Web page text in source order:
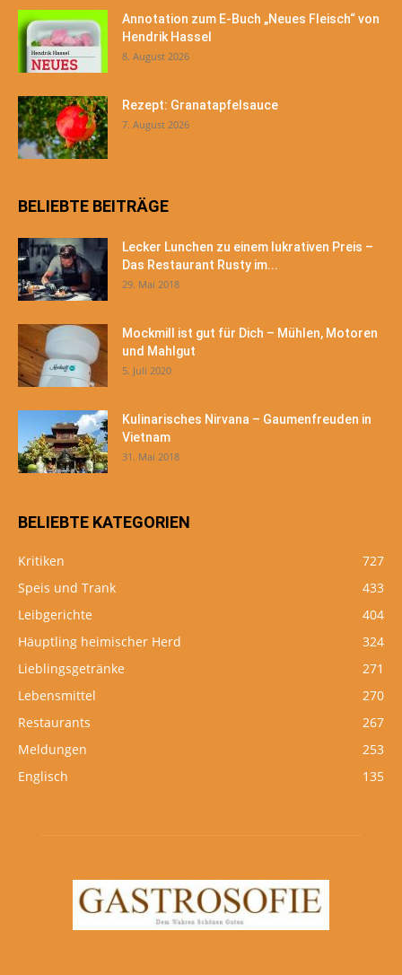
Annotation zum E-Buch „Neues Fleisch“ von
Hendrik Hassel
8. August 2026
Rezept: Granatapfelsauce
7. August 2026
BELIEBTE BEITRÄGE
Lecker Lunchen zu einem lukrativen Preis –
Das Restaurant Rusty im...
29. Mai 2018
Mockmill ist gut für Dich – Mühlen, Motoren
und Mahlgut
5. Juli 2020
Kulinarisches Nirvana – Gaumenfreuden in
Vietnam
31. Mai 2018
BELIEBTE KATEGORIEN
Kritiken
727
Speis und Trank
433
Leibgerichte
404
Häuptling heimischer Herd
324
Lieblingsgetränke
271
Lebensmittel
270
Restaurants
267
Meldungen
253
Englisch
135